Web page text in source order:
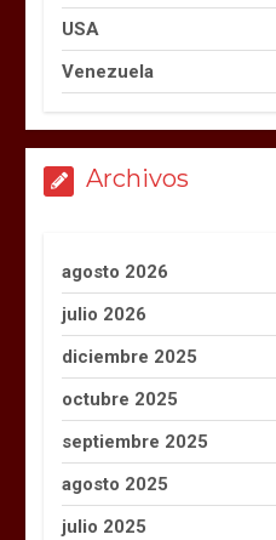
USA
Venezuela
Archivos
agosto 2026
julio 2026
diciembre 2025
octubre 2025
septiembre 2025
agosto 2025
julio 2025